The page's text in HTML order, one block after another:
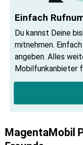
Einfach
Du kannst Deine
mitnehmen.
angeben. Alles
Mobilfunkanbieter
MagentaMobil